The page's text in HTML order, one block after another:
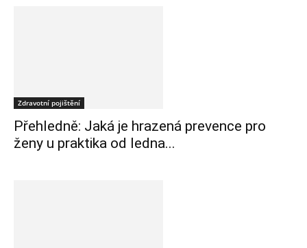
Zdravotní pojištění
Přehledně: Jaká je hrazená prevence pro
ženy u praktika od ledna...